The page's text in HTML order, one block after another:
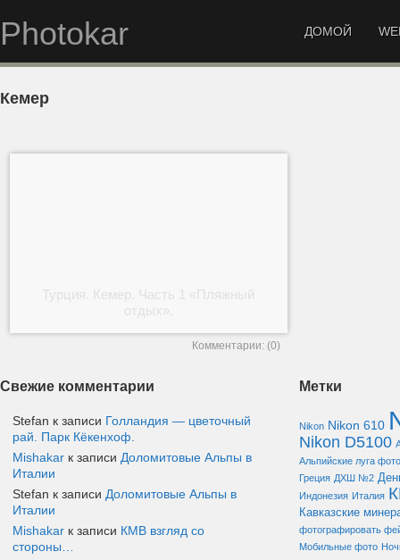
Photokar ДОМОЙ
Кемер
Комментарии: (0)
Турция. Кемер. Часть 1 «Пляжный
отдых».
Свежие комментарии
Stefan к записи Голландия — цветочный
рай. Парк Кёкенхоф.
Mishakar к записи Доломитовые Альпы в
Италии
Stefan к записи Доломитовые Альпы в
Италии
Mishakar к записи КМВ взгляд со
стороны…
Метки
Nikon Nikon 610
Nikon D5100
Альпийские луга
Греция ДХШ №2
Индонезия Италия
Кавказские
фотографировать
Мобильные фото